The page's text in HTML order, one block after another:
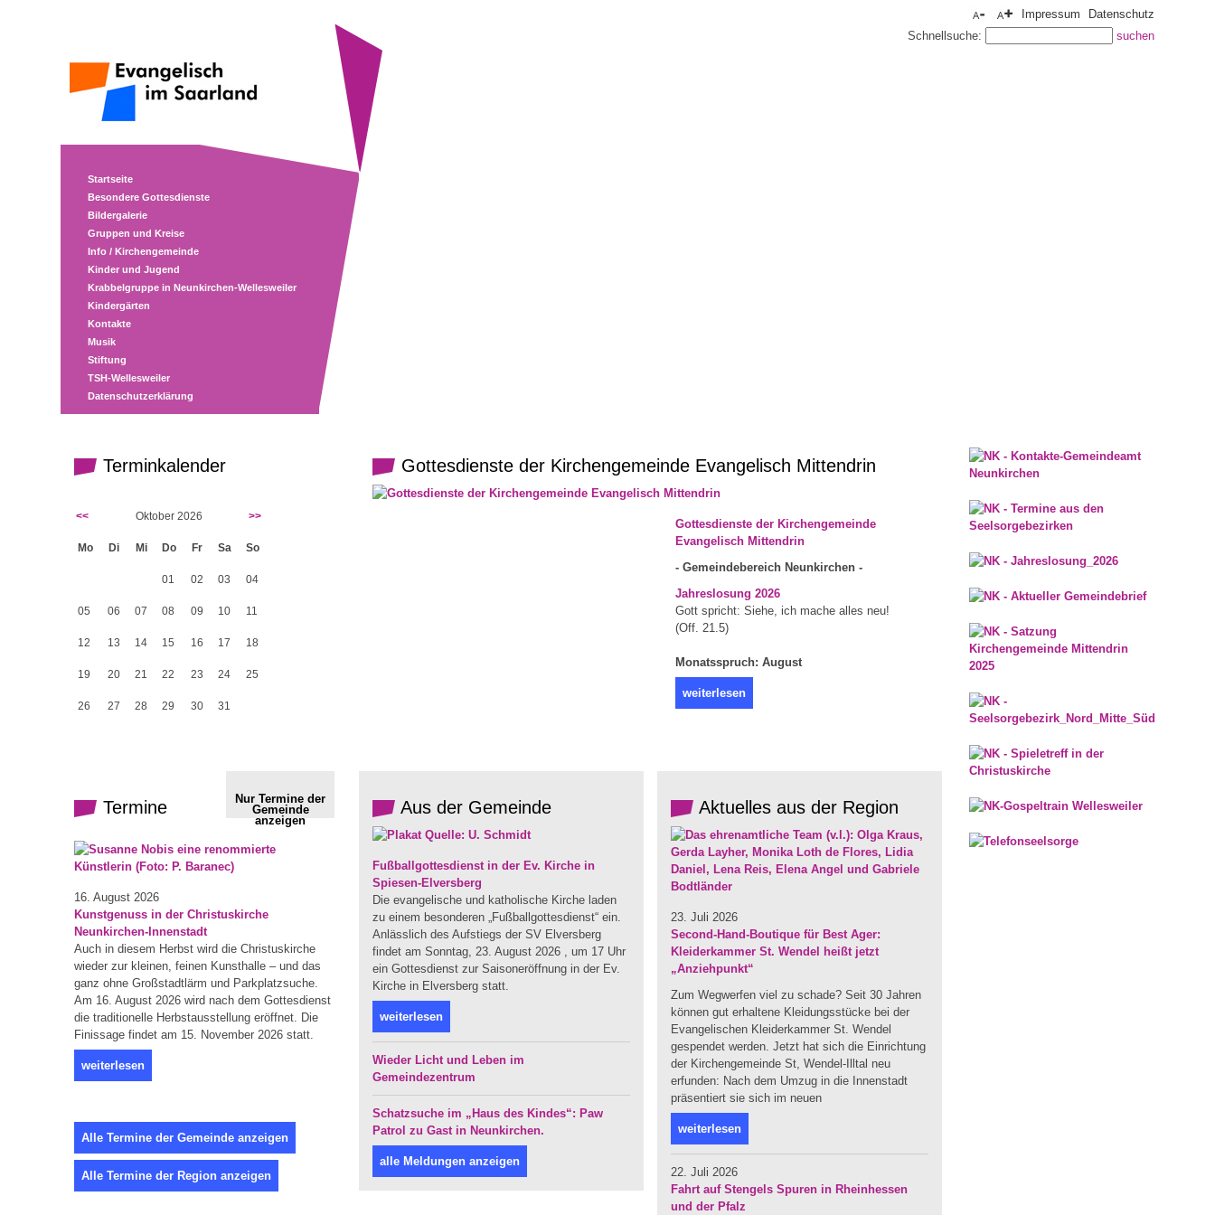
Startseite
Besondere Gottesdienste
Bildergalerie
Gruppen und Kreise
Info / Kirchengemeinde
Kinder und Jugend
Krabbelgruppe in Neunkirchen-Wellesweiler
Kindergärten
Kontakte
Musik
Stiftung
TSH-Wellesweiler
Datenschutzerklärung
Impressum
Datenschutz
Schnellsuche:
Terminkalender
<< Oktober 2026 >>
Mo Di Mi Do Fr Sa So
01 02 03 04
05 06 07 08 09 10 11
12 13 14 15 16 17 18
19 20 21 22 23 24 25
26 27 28 29 30 31
Gottesdienste der Kirchengemeinde Evangelisch Mittendrin
Gottesdienste der Kirchengemeinde
Evangelisch Mittendrin
- Gemeindebereich Neunkirchen -
Jahreslosung 2026
Gott spricht: Siehe, ich mache alles neu!
(Off. 21.5)
Monatsspruch: August
weiterlesen
Termine
Nur Termine der
Gemeinde
anzeigen
16. August 2026
Kunstgenuss in der Christuskirche
Neunkirchen-Innenstadt
Auch in diesem Herbst wird die Christuskirche
wieder zur kleinen, feinen Kunsthalle – und das
ganz ohne Großstadtlärm und Parkplatzsuche.
Am 16. August 2026 wird nach dem Gottesdienst
die traditionelle Herbstausstellung eröffnet. Die
Finissage findet am 15. November 2026 statt.
weiterlesen
Alle Termine der Gemeinde anzeigen
Alle Termine der Region anzeigen
Aus der Gemeinde
Fußballgottesdienst in der Ev. Kirche in
Spiesen-Elversberg
Die evangelische und katholische Kirche laden
zu einem besonderen „Fußballgottesdienst“ ein.
Anlässlich des Aufstiegs der SV Elversberg
findet am Sonntag, 23. August 2026 , um 17 Uhr
ein Gottesdienst zur Saisoneröffnung in der Ev.
Kirche in Elversberg statt.
weiterlesen
Wieder Licht und Leben im
Gemeindezentrum
Schatzsuche im „Haus des Kindes“: Paw
Patrol zu Gast in Neunkirchen.
alle Meldungen anzeigen
Aktuelles aus der Region
23. Juli 2026
Second-Hand-Boutique für Best Ager:
Kleiderkammer St. Wendel heißt jetzt
„Anziehpunkt“
Zum Wegwerfen viel zu schade? Seit 30 Jahren
können gut erhaltene Kleidungsstücke bei der
Evangelischen Kleiderkammer St. Wendel
gespendet werden. Jetzt hat sich die Einrichtung
der Kirchengemeinde St, Wendel-Illtal neu
erfunden: Nach dem Umzug in die Innenstadt
präsentiert sie sich im neuen
weiterlesen
22. Juli 2026
Fahrt auf Stengels Spuren in Rheinhessen
und der Pfalz